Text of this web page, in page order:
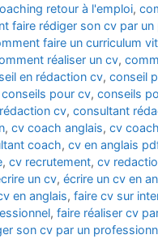
retour à l'emploi,
faire rédiger son cv par
faire un curriculum
réaliser un cv,
en rédaction cv, conseil
conseils pour cv, conseils
cv, consultant
, cv coach anglais, cv
coach, cv en anglais
, cv recrutement, cv
un cv, écrire un cv en
en anglais, faire cv sur
, faire réaliser cv
son cv par un